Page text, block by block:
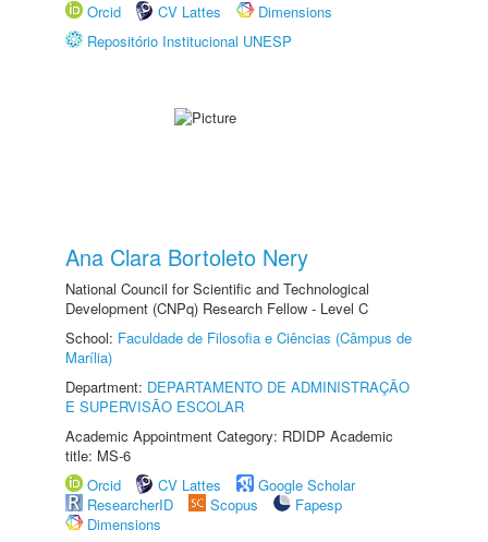
Orcid
CV Lattes
Dimensions
Repositório Institucional UNESP
Ana Clara Bortoleto Nery
National Council for Scientific and Technological
Development (CNPq) Research Fellow - Level C
School: Faculdade de Filosofia e Ciências (Câmpus de
Marília)
Department: DEPARTAMENTO DE ADMINISTRAÇÃO
E SUPERVISÃO ESCOLAR
Academic Appointment Category: RDIDP Academic
title: MS-6
Orcid
CV Lattes
Google Scholar
ResearcherID
Scopus
Fapesp
Dimensions